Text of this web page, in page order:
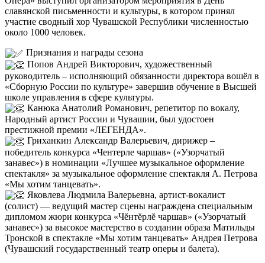
славянской письменности и культуры, в котором принял
участие сводный хор Чувашской Республики численностью
около 1000 человек.
Признания и награды сезона
Попов Андрей Викторович, художественный
руководитель – исполняющий обязанности директора вошёл в
«Сборную России по культуре» завершив обучение в Высшей
школе управления в сфере культуры.
Канюка Анатолий Романович, репетитор по вокалу,
Народный артист России и Чувашии, был удостоен
престижной премии «ЛЕГЕНДА».
Гриханкин Александр Валерьевич, дирижер –
победитель конкурса «Чентерле чаршав» («Узорчатый
занавес») в номинации «Лучшее музыкальное оформление
спектакля» за музыкальное оформление спектакля А. Петрова
«Мы хотим танцевать».
Яковлева Людмила Валерьевна, артист-вокалист
(солист) — ведущий мастер сцены награждена специальным
дипломом жюри конкурса «Чĕнтĕрлĕ чаршав» («Узорчатый
занавес») за высокое мастерство в создании образа Матильды
Тронской в спектакле «Мы хотим танцевать» Андрея Петрова
(Чувашский государственный театр оперы и балета).